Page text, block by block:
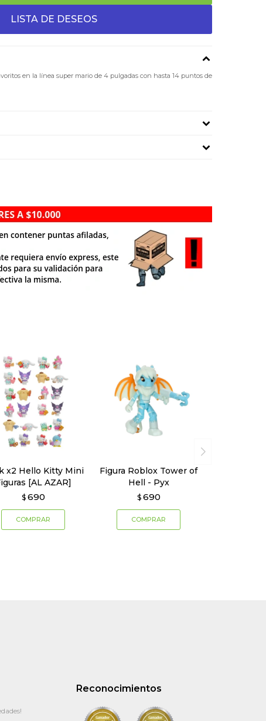
en la línea super mario de 4 pulgadas con hasta 14 puntos de
x2 Hello Kitty Mini
[AL AZAR]
$ 690
Figura Roblox Tower of
Hell - Pyx
$ 690
Reconocimientos